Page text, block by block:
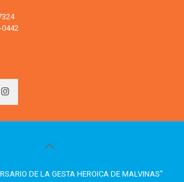
0442
DE LA GESTA HEROICA DE MALVINAS"